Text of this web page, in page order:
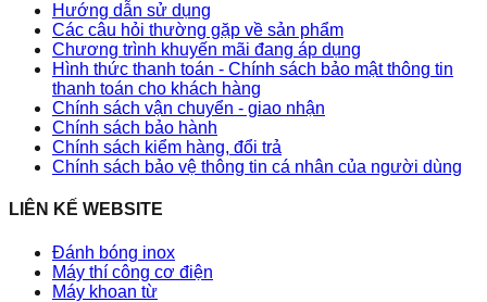
Hướng dẫn sử dụng
Các câu hỏi thường gặp về sản phẩm
Chương trình khuyến mãi đang áp dụng
Hình thức thanh toán - Chính sách bảo mật thông tin
thanh toán cho khách hàng
Chính sách vận chuyển - giao nhận
Chính sách bảo hành
Chính sách kiểm hàng, đổi trả
Chính sách bảo vệ thông tin cá nhân của người dùng
LIÊN KẾ WEBSITE
Đánh bóng inox
Máy thí công cơ điện
Máy khoan từ